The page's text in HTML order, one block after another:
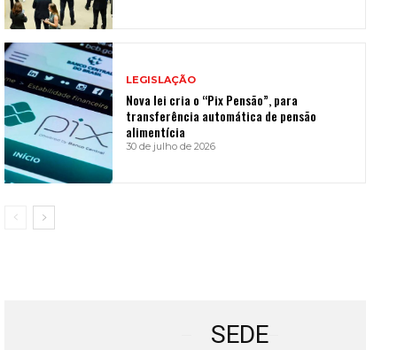
LEGISLAÇÃO
Nova lei cria o “Pix Pensão”, para
transferência automática de pensão
alimentícia
30 de julho de 2026
SEDE